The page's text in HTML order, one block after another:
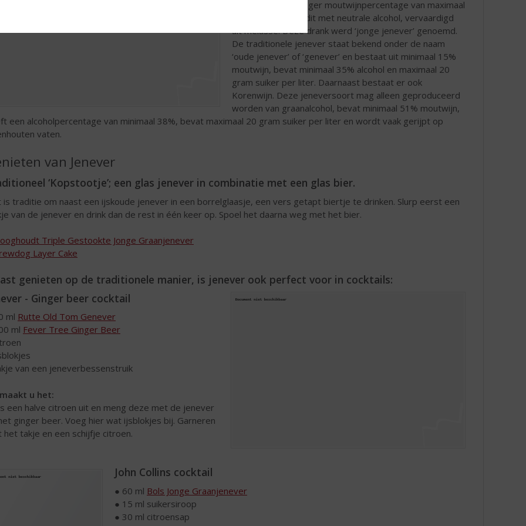
jenever met een lager moutwijnpercentage van maximaal
15% en mengden dit met neutrale alcohol, vervaardigd
uit melasse. Deze drank werd ‘jonge jenever’ genoemd.
De traditionele jenever staat bekend onder de naam
‘oude jenever’ of ‘genever’ en bestaat uit minimaal 15%
moutwijn, bevat minimaal 35% alcohol en maximaal 20
gram suiker per liter. Daarnaast bestaat er ook
Korenwijn. Deze jeneversoort mag alleen geproduceerd
worden van graanalcohol, bevat minimaal 51% moutwijn,
een alcoholpercentage van minimaal 38%, bevat maximaal 20 gram suiker per liter en wordt vaak gerijpt op
vaten.
van Jenever
‘Kopstootje’; een glas jenever in combinatie met een glas bier.
is traditie om naast een ijskoude jenever in een borrelglaasje, een vers getapt biertje te drinken. Slurp eerst een
van de jenever en drink dan de rest in één keer op. Spoel het daarna weg met het bier.
Triple Gestookte Jonge Graanjenever
Layer Cake
genieten op de traditionele manier, is jenever ook perfect voor in cocktails:
- Ginger beer cocktail
ml Rutte Old Tom Genever
ml Fever Tree Ginger Beer
van een jeneverbessenstruik
u het:
een halve citroen uit en meng deze met de jenever
ginger beer. Voeg hier wat ijsblokjes bij. Garneren
het takje en een schijfje citroen.
John Collins cocktail
● 60 ml Bols Jonge Graanjenever
● 15 ml suikersiroop
● 30 ml citroensap